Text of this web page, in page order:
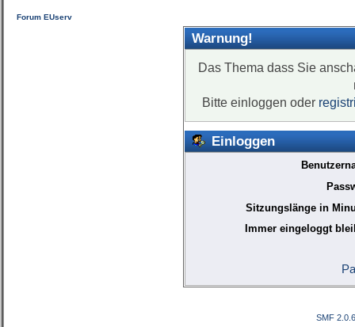
Forum EUserv
Warnung!
Das Thema dass Sie
Bitte einloggen oder
Einloggen
Sitzungslänge in
Immer eingeloggt
SMF 2.0.6